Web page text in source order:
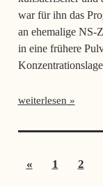
war für ihn das
an ehemalige NS-
in eine frühere
weiterlesen
«Vorherige
1 2